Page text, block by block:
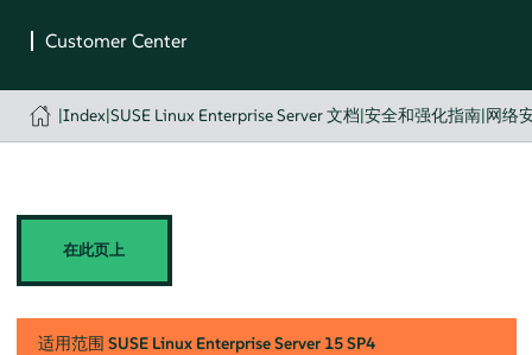
|Index|SUSE Linux Enterprise Server 文档|安全和强化指南|网络
在此页上
适用范围 SUSE Linux Enterprise Server 15 SP4